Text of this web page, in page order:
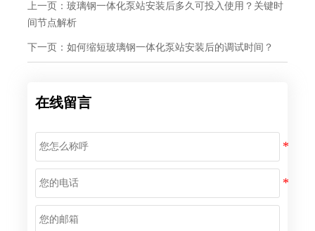
上一页： 玻璃钢一体化泵站安装后多久可投入使用？关键时
间节点解析
下一页： 如何缩短玻璃钢一体化泵站安装后的调试时间？
在线留言